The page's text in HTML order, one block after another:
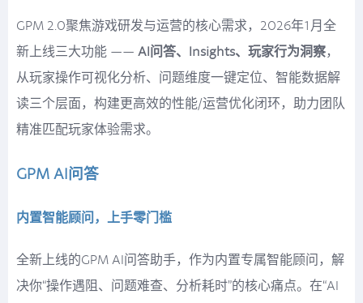
GPM 2.0聚焦游戏研发与运营的核心需求，2026年1月全
新上线三大功能 —— AI问答、Insights、玩家行为洞察，
从玩家操作可视化分析、问题维度一键定位、智能数据解
读三个层面，构建更高效的性能/运营优化闭环，助力团队
精准匹配玩家体验需求。
GPM AI问答
内置智能顾问，上手零门槛
全新上线的GPM AI问答助手，作为内置专属智能顾问，解
决你“操作遇阻、问题难查、分析耗时”的核心痛点。在“AI